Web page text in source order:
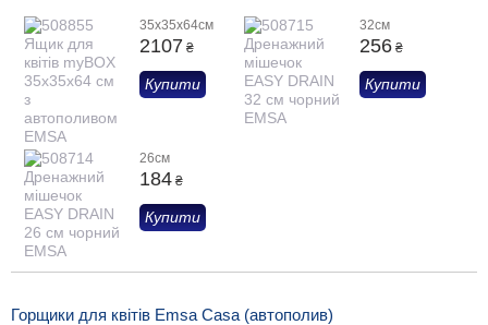
35х35х64см
2107 ₴
Купити
32см
256 ₴
Купити
26см
184 ₴
Купити
Горщики для квітів Emsa Casa (автополив)